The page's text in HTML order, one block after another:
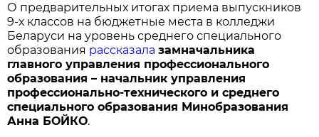
О предварительных итогах приема выпускников
9-х классов на бюджетные места в колледжи
Беларуси на уровень среднего специального
образования рассказала замначальника
главного управления профессионального
образования – начальник управления
профессионально-технического и среднего
специального образования Минобразования
Анна БОЙКО.